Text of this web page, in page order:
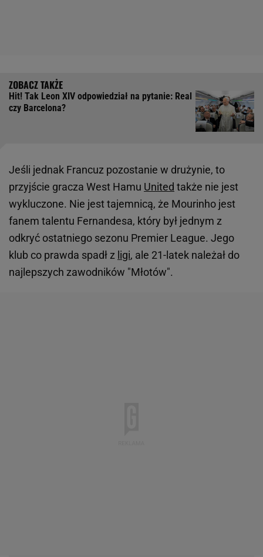
Hit! Tak Leon XIV odpowiedział na pytanie: Real
czy Barcelona?
Jeśli jednak Francuz pozostanie w drużynie, to
przyjście gracza West Hamu United także nie jest
wykluczone. Nie jest tajemnicą, że Mourinho jest
fanem talentu Fernandesa, który był jednym z
odkryć ostatniego sezonu Premier League. Jego
klub co prawda spadł z ligi, ale 21-latek należał do
najlepszych zawodników "Młotów".